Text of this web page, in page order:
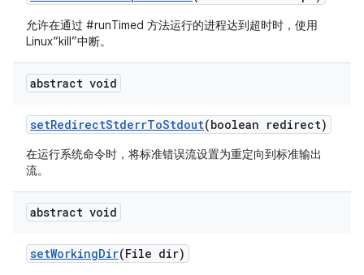
允许在通过 #runTimed 方法运行的进程达到超时时，使用
Linux“kill”中断。
abstract void
setRedirectStderrToStdout(boolean redirect)
在运行系统命令时，将标准错误流设置为重定向到标准输出
流。
abstract void
setWorkingDir(File dir)